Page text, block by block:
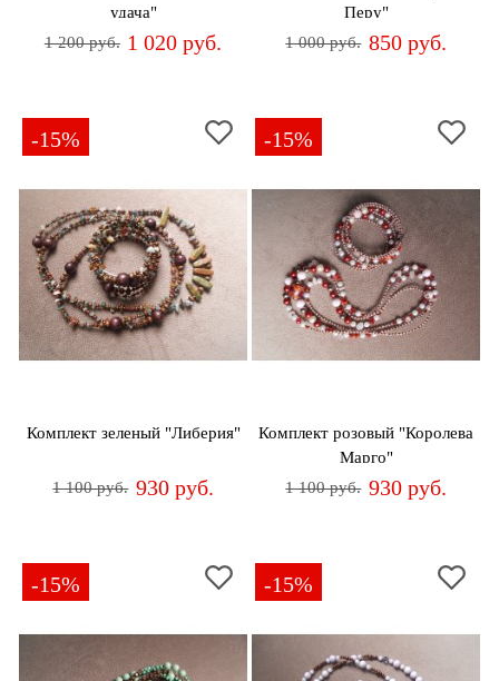
удача"
1 200 руб. 1 020 руб.
Перу"
1 000 руб. 850 руб.
-15%
Комплект зеленый "Либерия"
1 100 руб. 930 руб.
-15%
Комплект розовый "Королева
Марго"
1 100 руб. 930 руб.
-15% -15%